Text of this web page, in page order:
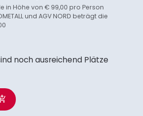
in Höhe von € 99,00 pro Person
und AGV NORD beträgt die
noch ausreichend Plätze